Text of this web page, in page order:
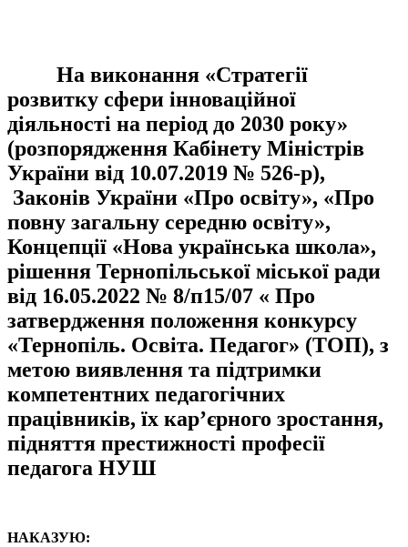
На виконання «Стратегії
розвитку сфери інноваційної
діяльності на період до 2030 року»
(розпорядження Кабінету Міністрів
України від 10.07.2019 № 526-р),
Законів України «Про освіту», «Про
повну загальну середню освіту»,
Концепції «Нова українська школа»,
рішення Тернопільської міської ради
від 16.05.2022 № 8/п15/07 « Про
затвердження положення конкурсу
«Тернопіль. Освіта. Педагог» (ТОП), з
метою виявлення та підтримки
компетентних педагогічних
працівників, їх кар’єрного зростання,
підняття престижності професії
педагога НУШ
НАКАЗУЮ: